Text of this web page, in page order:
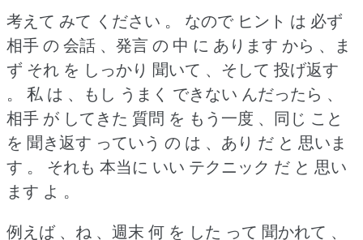
考えて みて ください 。
なので ヒント は 必ず
相手 の 会話 、発言 の 中 に あります から 、ま
ず それ を しっかり 聞いて 、そして 投げ返す
。
私 は 、もし うまく できない んだったら 、
相手 が してきた 質問 を もう一度 、同じ こと
を 聞き返す っていう の は 、あり だ と 思いま
す 。
それも 本当に いい テクニック だ と 思い
ます よ 。
例えば 、ね 、週末 何 を した って 聞かれて 、